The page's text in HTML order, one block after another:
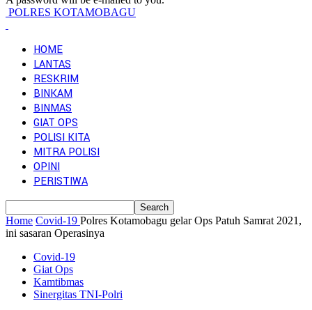
POLRES KOTAMOBAGU
HOME
LANTAS
RESKRIM
BINKAM
BINMAS
GIAT OPS
POLISI KITA
MITRA POLISI
OPINI
PERISTIWA
Home Covid-19 Polres Kotamobagu gelar Ops Patuh Samrat 2021,
ini sasaran Operasinya
Covid-19
Giat Ops
Kamtibmas
Sinergitas TNI-Polri